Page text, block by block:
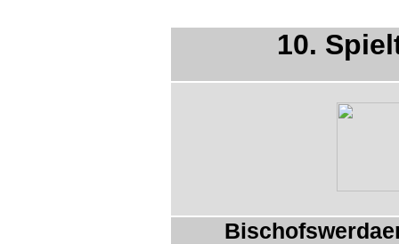
10.